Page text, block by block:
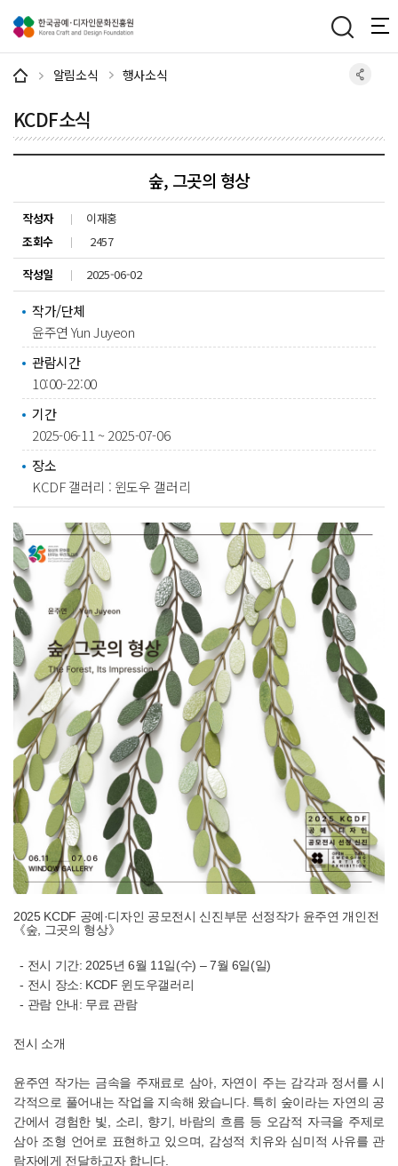
알림소식 행사소식
KCDF소식
숲, 그곳의 형상
작성자
이재홍
조회수
2457
작성일
2025-06-02
작가/단체
윤주연 Yun Juyeon
관람시간
10:00-22:00
기간
2025-06-11 ~ 2025-07-06
장소
KCDF 갤러리 : 윈도우 갤러리
2025 KCDF 공예·디자인 공모전시 신진부문 선정작가 윤주연 개인전
《숲, 그곳의 형상》
- 전시 기간: 2025년 6월 11일(수) – 7월 6일(일)
- 전시 장소: KCDF 윈도우갤러리
- 관람 안내: 무료 관람
전시 소개
윤주연 작가는 금속을 주재료로 삼아, 자연이 주는 감각과 정서를 시
각적으로 풀어내는 작업을 지속해 왔습니다. 특히 숲이라는 자연의 공
간에서 경험한 빛, 소리, 향기, 바람의 흐름 등 오감적 자극을 주제로
삼아 조형 언어로 표현하고 있으며, 감성적 치유와 심미적 사유를 관
람자에게 전달하고자 합니다.